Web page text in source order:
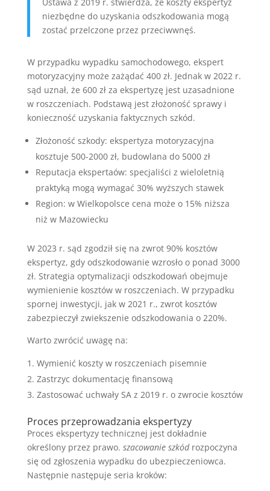
niezbędne do uzyskania odszkodowania mogą
zostać przelczone przez przeciwwnęś.
W przypadku wypadku samochodowego, ekspert
motoryzacyjny może zażądać 400 zł. Jednak w 2022 r.
sąd uznał, że 600 zł za ekspertyzę jest uzasadnione
w roszczeniach. Podstawą jest złożoność sprawy i
konieczność uzyskania faktycznych szkód.
Złożoność szkody: ekspertyza motoryzacyjna
kosztuje 500-2000 zł, budowlana do 5000 zł
Reputacja ekspertaów: specjaliści z wieloletnią
praktyką mogą wymagać 30% wyższych stawek
Region: w Wielkopolsce cena może o 15% niższa
niż w Mazowiecku
W 2023 r. sąd zgodził się na zwrot 90% kosztów
ekspertyz, gdy odszkodowanie wzrosło o ponad 3000
zł. Strategia optymalizacji odszkodowań obejmuje
wymienienie kosztów w roszczeniach. W przypadku
spornej inwestycji, jak w 2021 r., zwrot kosztów
zabezpieczył zwiekszenie odszkodowania o 220%.
Warto zwrócić uwagę na:
Wymienić koszty w roszczeniach pisemnie
Zastrzyc dokumentację finansową
Zastosować uchwały SA z 2019 r. o zwrocie kosztów
Proces przeprowadzania ekspertyzy
Proces ekspertyzy technicznej jest dokładnie
określony przez prawo. szacowanie szkódrozpoczyna
się od zgłoszenia wypadku do ubezpieczeniowca.
Następnie następuje seria kroków: